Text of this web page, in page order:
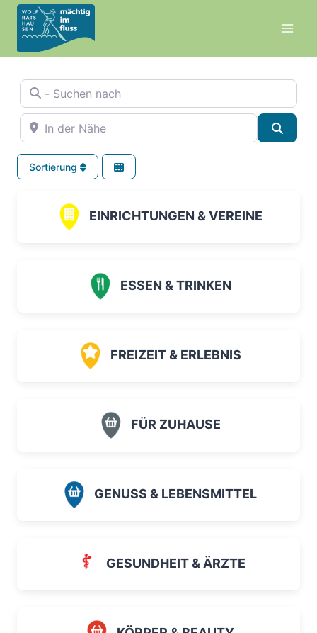
Zum
Inhalt
springen
- Suchen nach
In der Nähe
Sortierung
EINRICHTUNGEN & VEREINE
ESSEN & TRINKEN
FREIZEIT & ERLEBNIS
FÜR ZUHAUSE
GENUSS & LEBENSMITTEL
GESUNDHEIT & ÄRZTE